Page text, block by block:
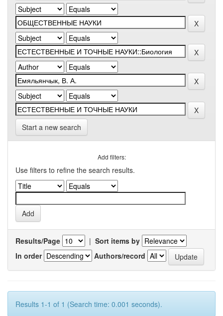
Start a new search
Add filters:
Use filters to refine the search results.
Results/Page | Sort items by
In order
Authors/record
Results 1-1 of 1 (Search time: 0.001 seconds).